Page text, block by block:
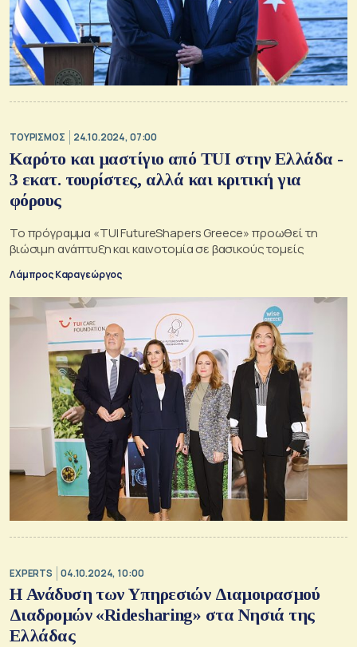
ΤΟΥΡΙΣΜΟΣ 24.10.2024, 07:00
Καρότο και μαστίγιο από TUI στην Ελλάδα -
3 εκατ. τουρίστες, αλλά και κριτική για
φόρους
Το πρόγραμμα «TUI FutureShapers Greece» προωθεί τη
βιώσιμη ανάπτυξη και καινοτομία σε βασικούς τομείς
Λάμπρος Καραγεώργος
EXPERTS 04.10.2024, 10:00
Η Ανάδυση των Υπηρεσιών Διαμοιρασμού
Διαδρομών «Ridesharing» στα Νησιά της
Ελλάδας